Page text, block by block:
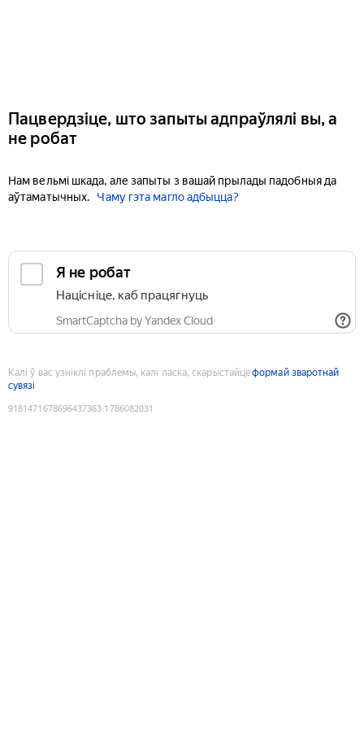
Пацвердзіце, што запыты адпраўлялі вы, а
не робат
Нам вельмі шкада, але запыты з вашай прылады падобныя да
аўтаматычных.
Чаму гэта магло адбыцца?
Я не робат
Націсніце, каб працягнуць
SmartCaptcha by Yandex Cloud
Калі ў вас узніклі праблемы, калі ласка, скарыстайцеформай зваротнай
сувязі
9181471678696437363:1786082031